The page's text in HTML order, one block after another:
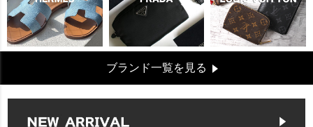
ブランド一覧を見る